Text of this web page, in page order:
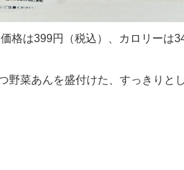
格は399円（税込）、カロリーは
野菜あんを盛付けた、すっきりと